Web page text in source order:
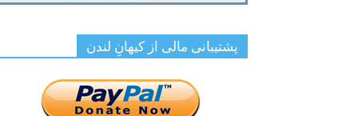
پشتیبانی مالی از کیهانِ لندن